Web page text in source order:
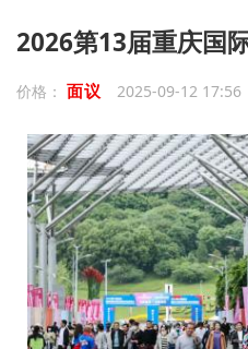
2026第13届重庆国
价格： 面议 2025-09-12